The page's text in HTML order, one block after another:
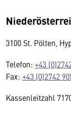
3100 St. Pölten,
Telefon: +43
Fax: +43 (0)2742
Kassenleitzahl